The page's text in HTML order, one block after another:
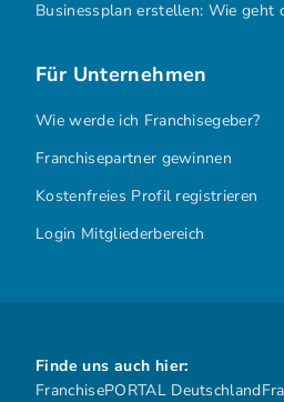
Businessplan erstellen: Wie geht
Für Unternehmen
Wie werde ich Franchisegeber?
Franchisepartner gewinnen
Kostenfreies Profil registrieren
Login Mitgliederbereich
Finde uns auch hier:
FranchisePORTAL Deutschland